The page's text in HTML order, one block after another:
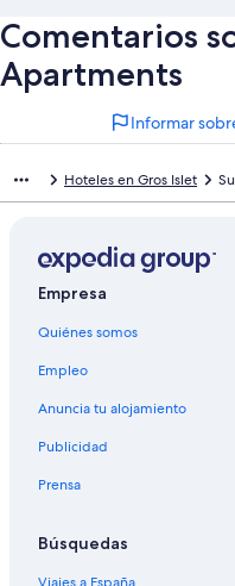
Comentarios
Apartments
Informar
Hoteles en Gros Islet
Empresa
Quiénes somos
Empleo
Anuncia tu alojamiento
Publicidad
Prensa
Búsquedas